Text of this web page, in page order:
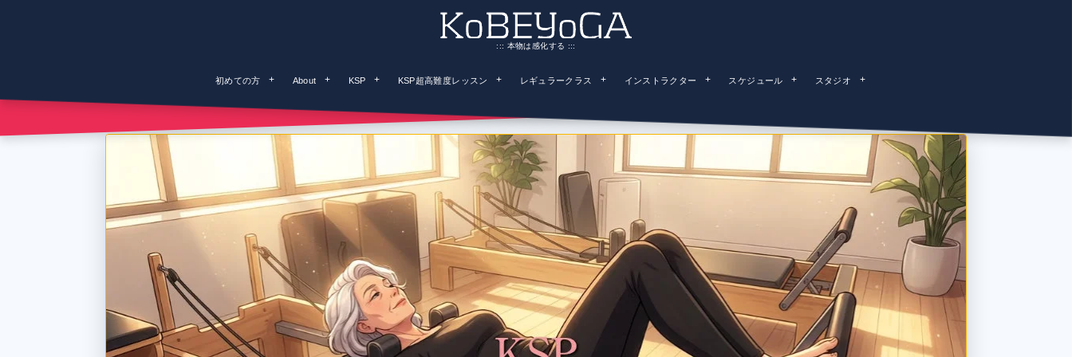
::: 本物は感化する :::
初めての方 About KSP KSP超高難度レッスン レギュラークラス インストラクター スケジュール スタジオ